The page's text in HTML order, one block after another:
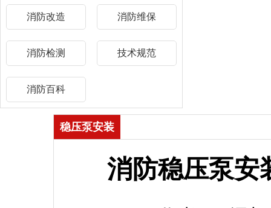
消防改造 消防维保
消防检测 技术规范
消防百科
稳压泵安装
消防稳压泵安